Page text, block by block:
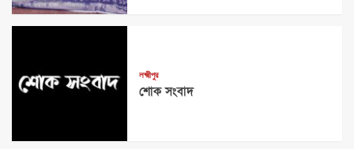
লক্ষ্মীপুর
শোক সংবাদ